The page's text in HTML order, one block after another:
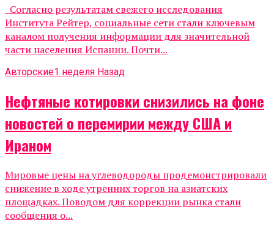
Согласно результатам свежего исследования
Института Рейтер, социальные сети стали ключевым
каналом получения информации для значительной
части населения Испании. Почти...
Авторские1 неделя Назад
Нефтяные котировки снизились на фоне
новостей о перемирии между США и
Ираном
Мировые цены на углеводороды продемонстрировали
снижение в ходе утренних торгов на азиатских
площадках. Поводом для коррекции рынка стали
сообщения о...